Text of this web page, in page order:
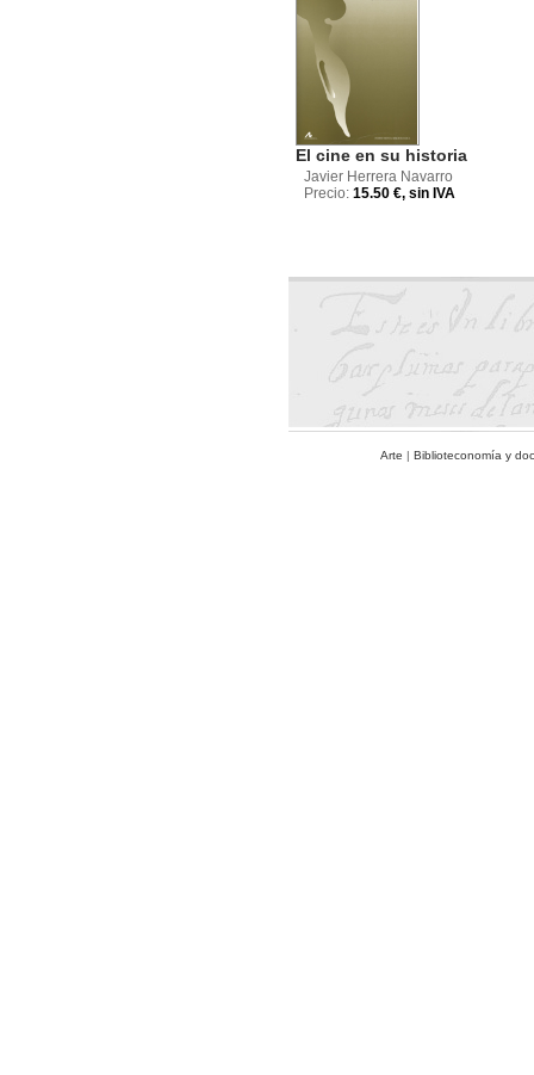
El cine en su historia
Javier Herrera Navarro
Precio: 15.50 €, sin IVA
Arte | Biblioteconomía y